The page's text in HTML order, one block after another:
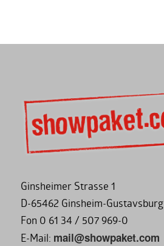
Ginsheimer Strasse 1
D-65462 Ginsheim-Gustavsburg
Fon 0 61 34 / 507 969-0
E-Mail: mail@showpaket.com